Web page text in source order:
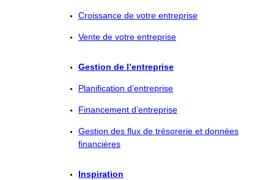
Croissance de votre entreprise
Vente de votre entreprise
Gestion de l’entreprise
Planification d’entreprise
Financement d’entreprise
Gestion des flux de trésorerie et données
financières
Inspiration